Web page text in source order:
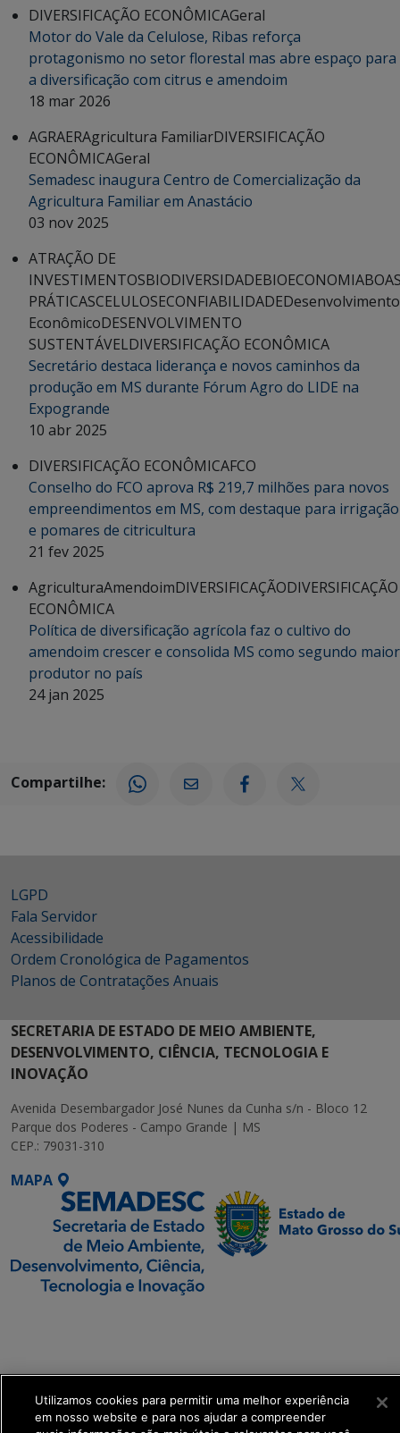
DIVERSIFICAÇÃO ECONÔMICAGeral
Motor do Vale da Celulose, Ribas reforça
protagonismo no setor florestal mas abre espaço para
a diversificação com citrus e amendoim
18 mar 2026
AGRAERAgricultura FamiliarDIVERSIFICAÇÃO
ECONÔMICAGeral
Semadesc inaugura Centro de Comercialização da
Agricultura Familiar em Anastácio
03 nov 2025
ATRAÇÃO DE
INVESTIMENTOSBIODIVERSIDADEBIOECONOMIA
PRÁTICASCELULOSECONFIABILIDADEDesenvolvimento
EconômicoDESENVOLVIMENTO
SUSTENTÁVELDIVERSIFICAÇÃO ECONÔMICA
Secretário destaca liderança e novos caminhos da
produção em MS durante Fórum Agro do LIDE na
Expogrande
10 abr 2025
DIVERSIFICAÇÃO ECONÔMICAFCO
Conselho do FCO aprova R$ 219,7 milhões para novos
empreendimentos em MS, com destaque para irrigação
e pomares de citricultura
21 fev 2025
AgriculturaAmendoimDIVERSIFICAÇÃODIVERSIFICAÇÃO
ECONÔMICA
Política de diversificação agrícola faz o cultivo do
amendoim crescer e consolida MS como segundo maior
produtor no país
24 jan 2025
Compartilhe:
LGPD
Fala Servidor
Acessibilidade
Ordem Cronológica de Pagamentos
Planos de Contratações Anuais
SECRETARIA DE ESTADO DE MEIO AMBIENTE,
DESENVOLVIMENTO, CIÊNCIA, TECNOLOGIA E
INOVAÇÃO
Avenida Desembargador José Nunes da Cunha s/n - Bloco 12
Parque dos Poderes - Campo Grande | MS
CEP.: 79031-310
MAPA
get_footer();
Utilizamos cookies para permitir uma melhor experiência
em nosso website e para nos ajudar a compreender